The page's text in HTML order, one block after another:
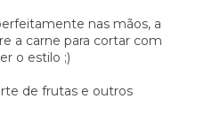
nas mãos, a
a carne para cortar com
o estilo ;)
de frutas e outros